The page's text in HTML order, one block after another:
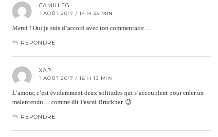
CAMILLEG
1 AOÛT 2017 / 14 H 33 MIN
Merci ! Oui je suis d’accord avec ton commentaire…
RÉPONDRE
XAP
1 AOÛT 2017 / 16 H 13 MIN
L’amour, c’est évidemment deux solitudes qui s’accouplent pour créer un
malentendu… comme dit Pascal Bruckner. 😉
RÉPONDRE